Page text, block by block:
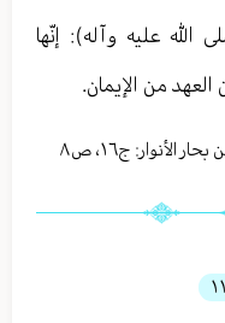
عليه وآله): إنّها
من الإيمان.
الأنوار: ج١٦، ص٨